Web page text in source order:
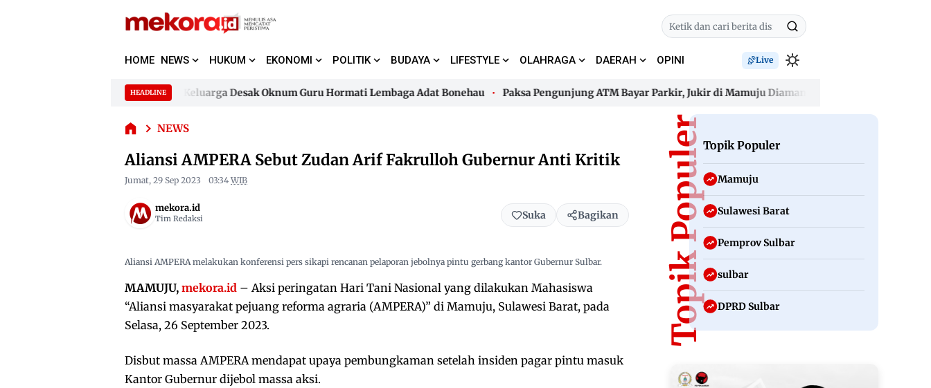
HOME NEWS HUKUM EKONOMI POLITIK BUDAYA LIFESTYLE OLAHRAGA DAERAH OPINI Live
HEADLINE
Pencemaran Nama Baik, Keluarga Desak Oknum Guru Hormati Lembaga Adat Bonehau Paksa Pengunjung ATM Bayar Parkir, Jukir di Mamuju Diamankan Polisi
Pencemaran Nama Baik, Keluarga Desak Oknum Guru Hormati Lembaga Adat Bonehau Paksa Pengunjung ATM Bayar Parkir, Jukir di Mamuju Diamankan Polisi
NEWS
AMPERA
Sebut
Arif
Gubernur
Kritik
Aliansi AMPERA Sebut Zudan Arif Fakrulloh Gubernur Anti Kritik
Jumat, 29 Sep 2023 03:34 WIB
mekora.id
Tim Redaksi Suka Bagikan
Aliansi AMPERA melakukan konferensi pers sikapi rencanan pelaporan jebolnya pintu gerbang kantor Gubernur Sulbar.
MAMUJU, mekora.id – Aksi peringatan Hari Tani Nasional yang dilakukan Mahasiswa
“Aliansi masyarakat pejuang reforma agraria (AMPERA)” di Mamuju, Sulawesi Barat, pada
Selasa, 26 September 2023.
Disbut massa AMPERA mendapat upaya pembungkaman setelah insiden pagar pintu masuk
Kantor Gubernur dijebol massa aksi.
Topik PopulerTopik Populer
Mamuju
Sulawesi Barat
Pemprov Sulbar
sulbar
DPRD Sulbar